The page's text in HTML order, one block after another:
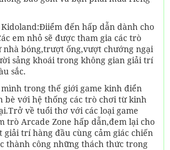
đến hấp dẫn dành cho
em nhỏ sẽ được tham gia các trò
bóng,trượt ống,vượt chướng ngại
sảng khoái trong không gian giải trí
sắc.
trong thế giới game kinh điển
bè với hệ thống các trò chơi từ kinh
về tuổi thơ với các loại game
trò Arcade Zone hấp dẫn,đem lại cho
giải trí hàng đầu cùng cảm giác chiến
thành công những thách thức trong